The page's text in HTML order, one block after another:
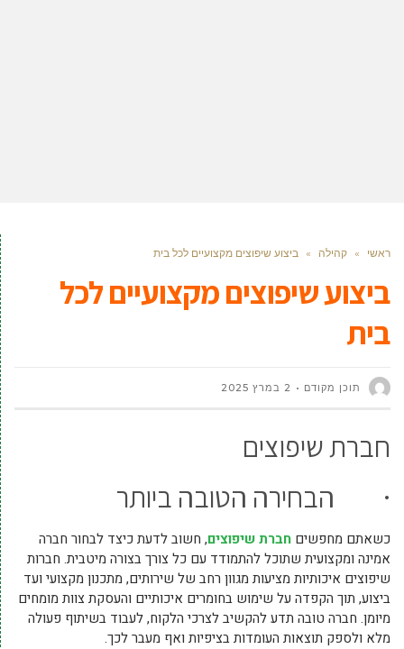
ראשי » קהילה » ביצוע שיפוצים מקצועיים לכל בית
ביצוע שיפוצים מקצועיים לכל
בית
תוכן מקודם 2 במרץ 2025
חברת שיפוצים
· הבחירה הטובה ביותר
כשאתם מחפשים חברת שיפוצים, חשוב לדעת כיצד לבחור חברה
אמינה ומקצועית שתוכל להתמודד עם כל צורך בצורה מיטבית. חברות
שיפוצים איכותיות מציעות מגוון רחב של שירותים, מתכנון מקצועי ועד
ביצוע, תוך הקפדה על שימוש בחומרים איכותיים והעסקת צוות מומחים
מיומן. חברה טובה תדע להקשיב לצרכי הלקוח, לעבוד בשיתוף פעולה
מלא ולספק תוצאות העומדות בציפיות ואף מעבר לכך.